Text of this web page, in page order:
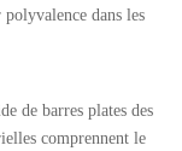
dans les
de barres plates des
comprennent le